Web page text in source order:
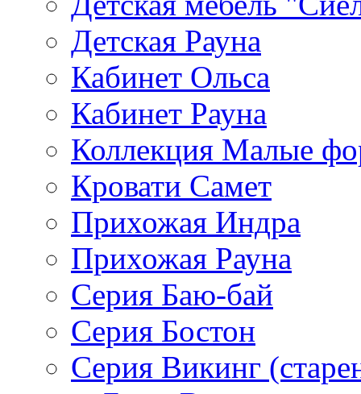
Детская Рауна
Кабинет Ольса
Кабинет Рауна
Коллекция Малые
Кровати Самет
Прихожая Индра
Прихожая Рауна
Серия Баю-бай
Серия Бостон
Серия Викинг